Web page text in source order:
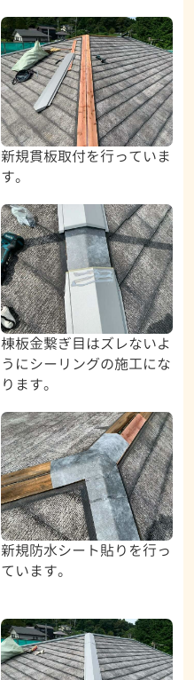
新規貫板取付を行っていま
す。
棟板金繋ぎ目はズレないよ
うにシーリングの施工にな
ります。
新規防水シート貼りを行っ
ています。